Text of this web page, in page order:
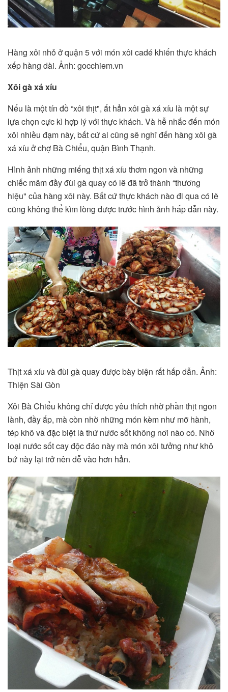
Hàng xôi nhỏ ở quận 5 với món xôi cadé khiến thực khách
xếp hàng dài. Ảnh: gocchiem.vn
Xôi gà xá xíu
Nếu là một tín đồ “xôi thịt", ắt hẳn xôi gà xá xíu là một sự
lựa chọn cực kì hợp lý với thực khách. Và hễ nhắc đến món
xôi nhiều đạm này, bất cứ ai cũng sẽ nghĩ đến hàng xôi gà
xá xíu ở chợ Bà Chiểu, quận Bình Thạnh.
Hình ảnh những miếng thịt xá xíu thơm ngon và những
chiếc mâm đầy đùi gà quay có lẽ đã trở thành “thương
hiệu" của hàng xôi này. Bất cứ thực khách nào đi qua có lẽ
cũng không thể kìm lòng được trước hình ảnh hấp dẫn này.
Thịt xá xíu và đùi gà quay được bày biện rất hấp dẫn. Ảnh:
Thiện Sài Gòn
Xôi Bà Chiểu không chỉ được yêu thích nhờ phần thịt ngon
lành, đầy ắp, mà còn nhờ những món kèm như mỡ hành,
tép khô và đặc biệt là thứ nước sốt không nơi nào có. Nhờ
loại nước sốt cay độc đáo này mà món xôi tưởng như khô
bứ này lại trở nên dễ vào hơn hẳn.